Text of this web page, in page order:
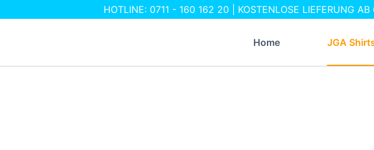
HOTLINE: 0711 - 160 162 20 | KOSTENLOSE LIEFERUNG
Home JGA